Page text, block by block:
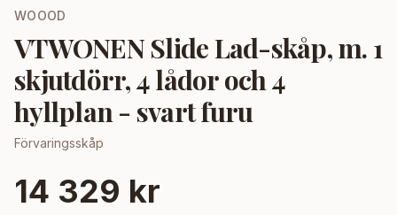
WOOOD
VTWONEN Slide Lad-skåp, m. 1
skjutdörr, 4 lådor och 4
hyllplan - svart furu
Förvaringsskåp
14 329 kr